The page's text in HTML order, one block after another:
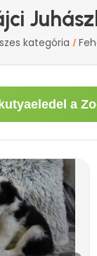
kategória /
a